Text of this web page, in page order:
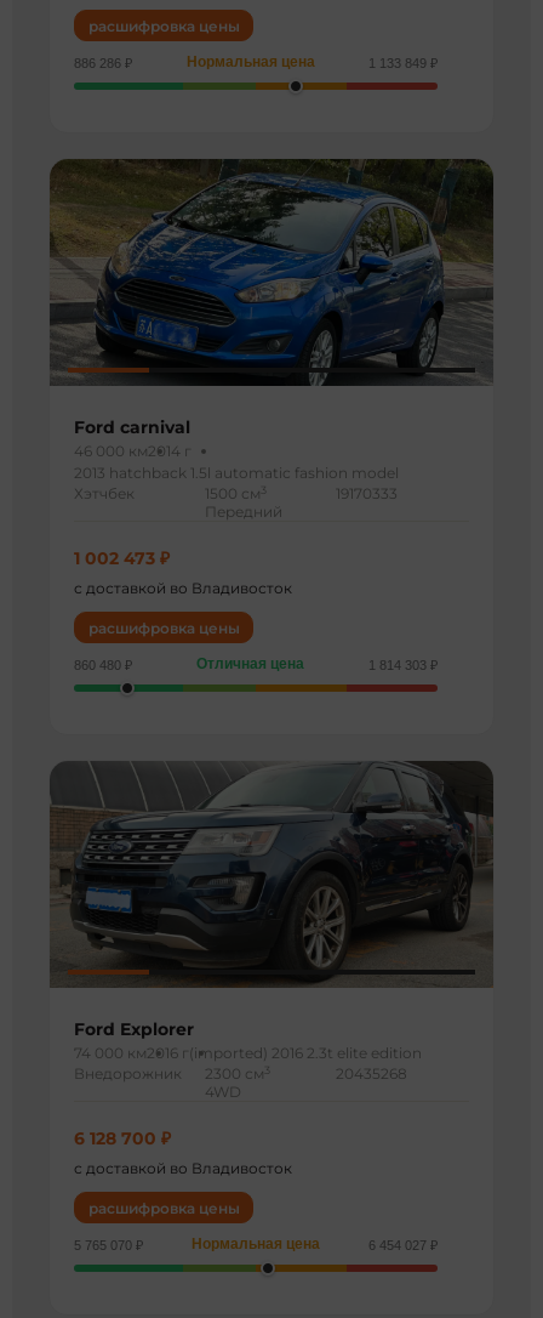
расшифровка цены
886 286 ₽ Нормальная цена 1 133 849 ₽
Ford carnival
46 000 км2014 г
2013 hatchback 1.5l automatic fashion model
Хэтчбек
1500 см 3
Передний
19170333
1 002 473 ₽
с доставкой во Владивосток
расшифровка цены
860 480 ₽ Отличная цена 1 814 303 ₽
Ford Explorer
74 000 км2016 г (imported) 2016 2.3t elite edition
Внедорожник
2300 см 3
4WD
20435268
6 128 700 ₽
с доставкой во Владивосток
расшифровка цены
5 765 070 ₽ Нормальная цена 6 454 027 ₽